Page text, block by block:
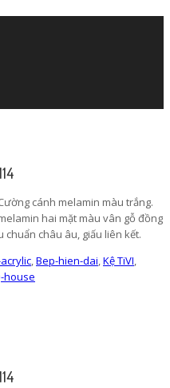
cánh melamin màu trắng.
hai mặt màu vân gỗ đồng
châu âu, giấu liên kết.
,Bep-hien-dai,Kệ TiVI,
house